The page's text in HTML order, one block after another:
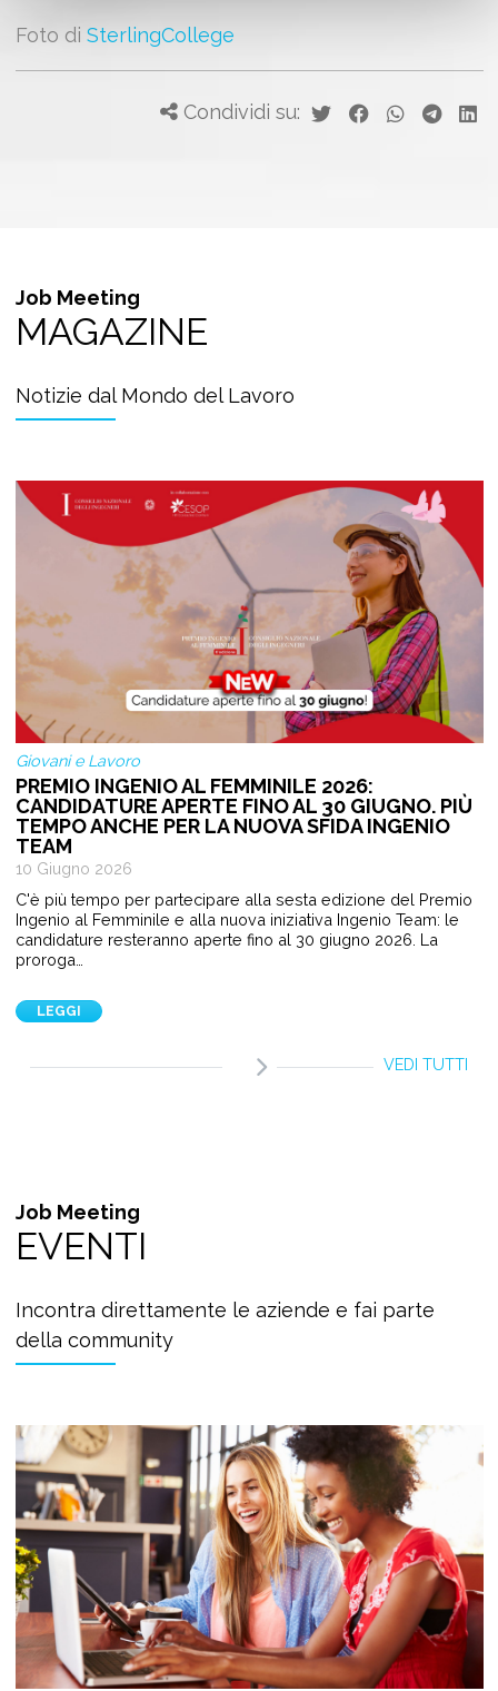
Foto di SterlingCollege
Condividi su:
Job Meeting
MAGAZINE
Notizie dal Mondo del Lavoro
Giovani e Lavoro
PREMIO INGENIO AL FEMMINILE 2026:
CANDIDATURE APERTE FINO AL 30 GIUGNO. PIÙ
TEMPO ANCHE PER LA NUOVA SFIDA INGENIO
TEAM
10 Giugno 2026
C'è più tempo per partecipare alla sesta edizione del Premio
Ingenio al Femminile e alla nuova iniziativa Ingenio Team: le
candidature resteranno aperte fino al 30 giugno 2026. La
proroga…
LEGGI
VEDI TUTTI
Job Meeting
EVENTI
Incontra direttamente le aziende e fai parte
della community